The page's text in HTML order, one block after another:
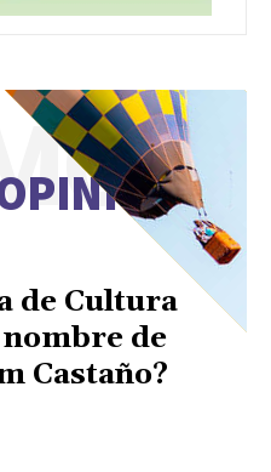
de Cultura
de
Castaño?